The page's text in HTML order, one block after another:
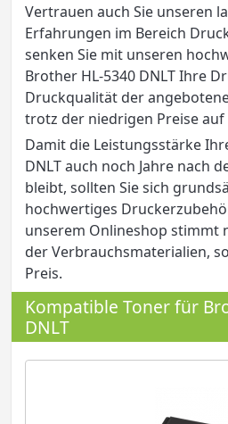
Vertrauen auch Sie unseren
Erfahrungen im Bereich
senken Sie mit unseren
Brother HL-5340 DNLT Ihre
Druckqualität der
trotz der niedrigen Preise auf
Damit die Leistungsstärke
DNLT auch noch Jahre nach
bleibt, sollten Sie sich
hochwertiges
unserem Onlineshop stimmt
der Verbrauchsmaterialien,
Preis.
Kompatible Toner für
DNLT